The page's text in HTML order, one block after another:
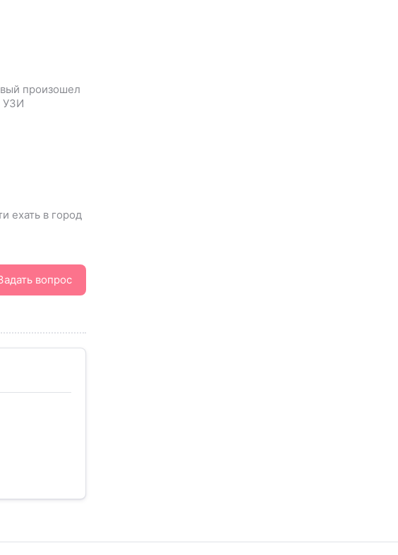
произошел
УЗИ
ехать в город
вопрос